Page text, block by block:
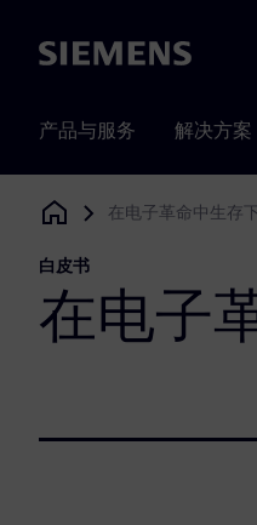
Siemens
产品与服务 解决方案
Siemens Digital Industries
在电子革命中生存
白皮书
在电子